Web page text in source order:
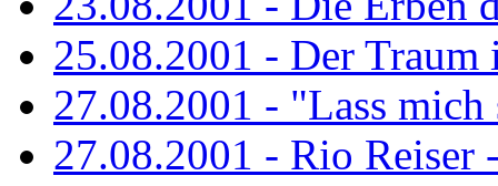
25.08.2001 - Der Traum
27.08.2001 - "Lass
27.08.2001 - Rio Reiser